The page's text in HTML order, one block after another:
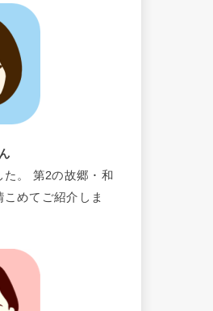
。 第2の故郷・和
めてご紹介しま